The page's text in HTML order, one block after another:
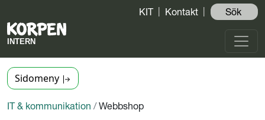
KIT Kontakt Sök ️
Sidomeny
IT & kommunikation / Webbshop